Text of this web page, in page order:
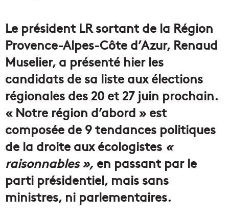
Le président LR sortant de la Région
Provence-Alpes-Côte d’Azur, Renaud
Muselier, a présenté hier les
candidats de sa liste aux élections
régionales des 20 et 27 juin prochain.
« Notre région d’abord » est
composée de 9 tendances politiques
de la droite aux écologistes «
raisonnables », en passant par le
parti présidentiel, mais sans
ministres, ni parlementaires.